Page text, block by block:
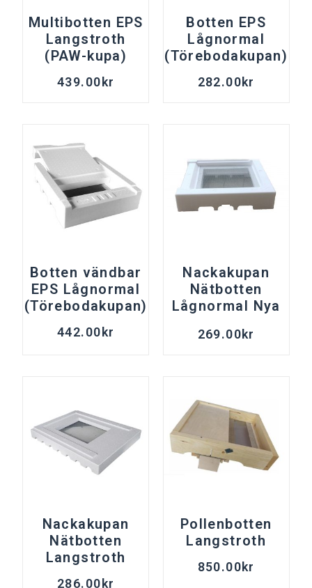
Multibotten EPS
Langstroth
(PAW-kupa)
439.00 kr
Botten EPS
Lågnormal
(Törebodakupan)
282.00kr
Botten vändbar
EPS Lågnormal
(Törebodakupan)
442.00kr
Nackakupan
Nätbotten
Lågnormal Nya
269.00kr
Nackakupan
Nätbotten
Langstroth
286.00 kr
Pollenbotten
Langstroth
850.00kr